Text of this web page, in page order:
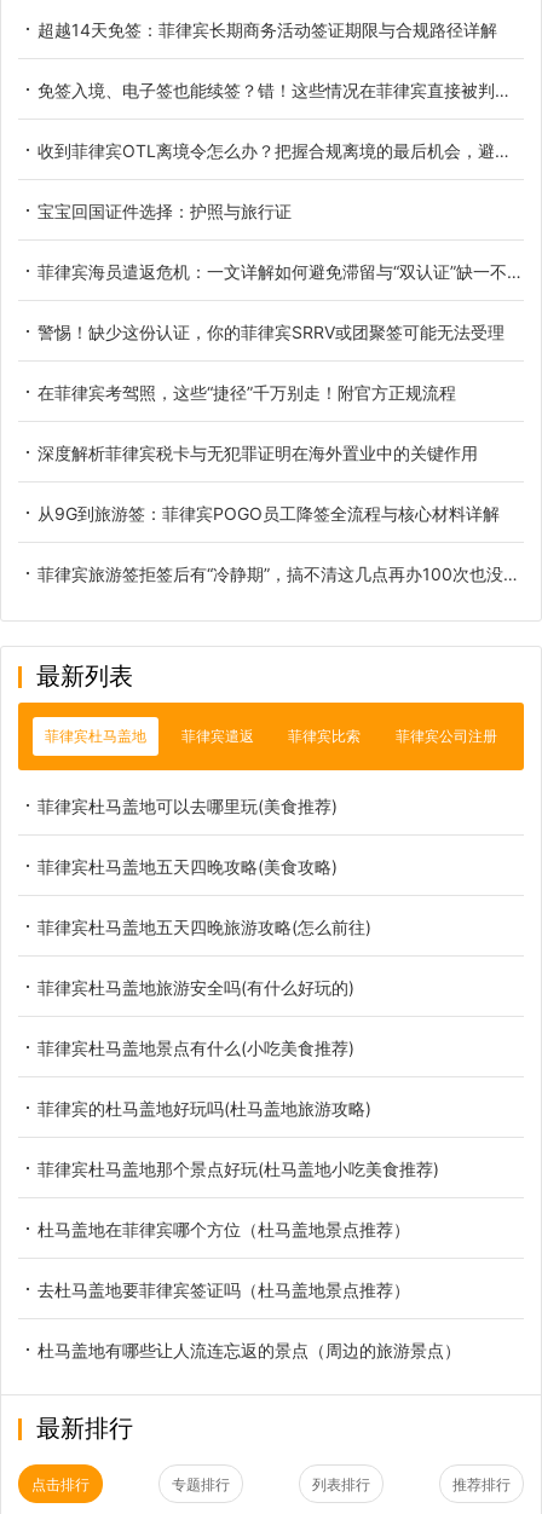
超越14天免签：菲律宾长期商务活动签证期限与合规路径详解
免签入境、电子签也能续签？错！这些情况在菲律宾直接被判定逾期停留
收到菲律宾OTL离境令怎么办？把握合规离境的最后机会，避免留下不良记录
宝宝回国证件选择：护照与旅行证
菲律宾海员遣返危机：一文详解如何避免滞留与“双认证”缺一不可的解决方案
警惕！缺少这份认证，你的菲律宾SRRV或团聚签可能无法受理
在菲律宾考驾照，这些“捷径”千万别走！附官方正规流程
深度解析菲律宾税卡与无犯罪证明在海外置业中的关键作用
从9G到旅游签：菲律宾POGO员工降签全流程与核心材料详解
菲律宾旅游签拒签后有“冷静期”，搞不清这几点再办100次也没用！
最新列表
菲律宾杜马盖地 菲律宾遣返 菲律宾比索 菲律宾公司注册
菲律宾杜马盖地可以去哪里玩(美食推荐)
菲律宾杜马盖地五天四晚攻略(美食攻略)
菲律宾杜马盖地五天四晚旅游攻略(怎么前往)
菲律宾杜马盖地旅游安全吗(有什么好玩的)
菲律宾杜马盖地景点有什么(小吃美食推荐)
菲律宾的杜马盖地好玩吗(杜马盖地旅游攻略)
菲律宾杜马盖地那个景点好玩(杜马盖地小吃美食推荐)
杜马盖地在菲律宾哪个方位（杜马盖地景点推荐）
去杜马盖地要菲律宾签证吗（杜马盖地景点推荐）
杜马盖地有哪些让人流连忘返的景点（周边的旅游景点）
最新排行
点击排行 专题排行 列表排行 推荐排行